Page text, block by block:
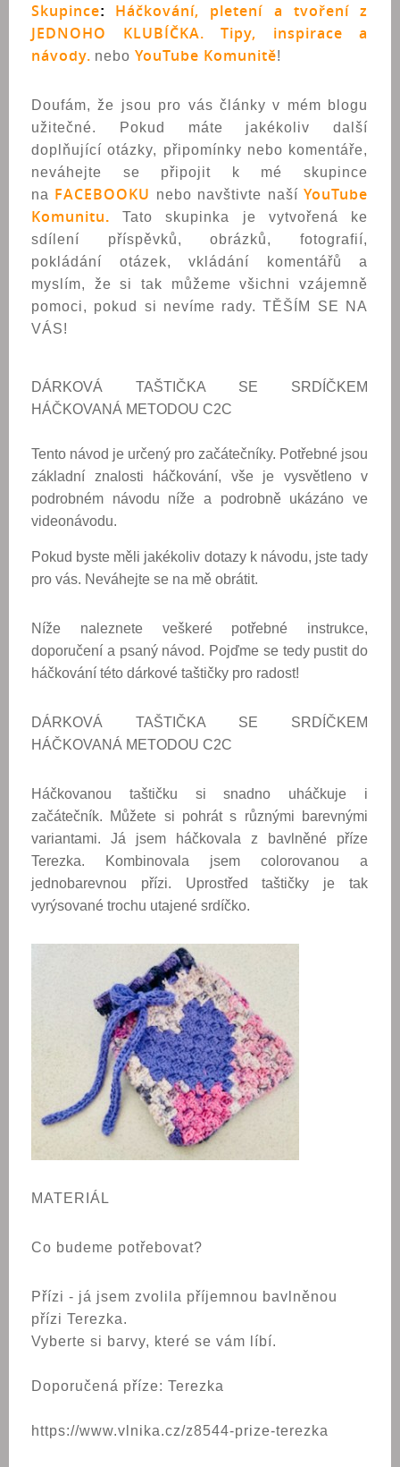
Skupince:
Háčkování, pletení a tvoření z
JEDNOHO KLUBÍČKA. Tipy, inspirace a
návody. nebo YouTube Komunitě!
Doufám, že jsou pro vás články v mém blogu
užitečné. Pokud máte jakékoliv další
doplňující otázky, připomínky nebo komentáře,
neváhejte se připojit k mé skupince
na FACEBOOKU nebo navštivte našíYouTube
Komunitu. Tato skupinka je vytvořená ke
sdílení příspěvků, obrázků, fotografií,
pokládání otázek, vkládání komentářů a
myslím, že si tak můžeme všichni vzájemně
pomoci, pokud si nevíme rady. TĚŠÍM SE NA
VÁS!
DÁRKOVÁ TAŠTIČKA SE SRDÍČKEM
HÁČKOVANÁ METODOU C2C
Tento návod je určený pro začátečníky. Potřebné jsou
základní znalosti háčkování, vše je vysvětleno v
podrobném návodu níže a podrobně ukázáno ve
videonávodu.
Pokud byste měli jakékoliv dotazy k návodu, jste tady
pro vás. Neváhejte se na mě obrátit.
Níže naleznete veškeré potřebné instrukce,
doporučení a psaný návod. Pojďme se tedy pustit do
háčkování této dárkové taštičky pro radost!
DÁRKOVÁ TAŠTIČKA SE SRDÍČKEM
HÁČKOVANÁ METODOU C2C
Háčkovanou taštičku sisnadno uháčkuje i
začátečník. Můžete si pohrát s různými barevnými
variantami. Já jsem háčkovala z bavlněné příze
Terezka. Kombinovala jsem colorovanou a
jednobarevnou přízi. Uprostřed taštičky je tak
vyrýsované trochu utajené srdíčko.
MATERIÁL
Co budeme potřebovat?
Přízi - já jsem zvolila příjemnou bavlněnou
přízi Terezka.
Vyberte si barvy, které se vám líbí.
Doporučená příze: Terezka
https://www.vlnika.cz/z8544-prize-terezka